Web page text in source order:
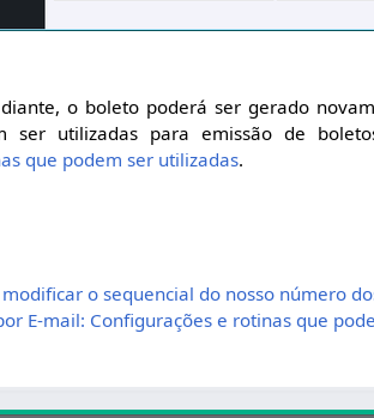
o boleto poderá ser gerado
ser utilizadas para emissão de
que podem ser utilizadas.
o sequencial do nosso número
E-mail: Configurações e rotinas que